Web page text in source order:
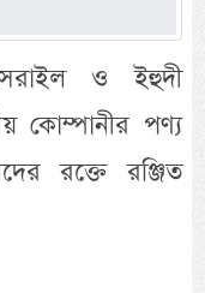
ও ইহুদী
কোম্পানীর পণ্য
রক্তে রঞ্জিত